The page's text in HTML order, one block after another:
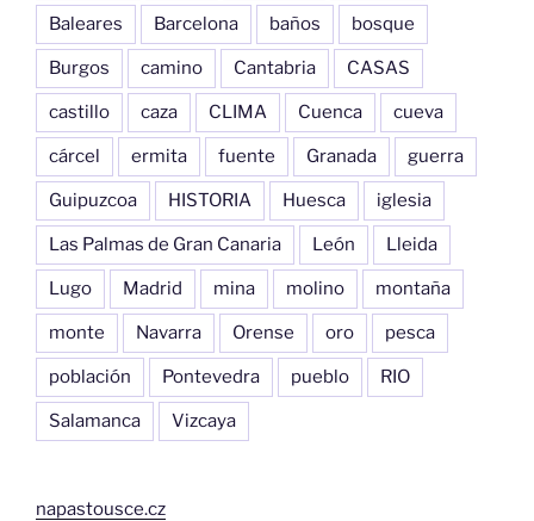
Baleares Barcelona baños bosque
Burgos camino Cantabria CASAS
castillo caza CLIMA Cuenca cueva
cárcel ermita fuente Granada guerra
Guipuzcoa HISTORIA Huesca iglesia
Las Palmas de Gran Canaria León Lleida
Lugo Madrid mina molino montaña
monte Navarra Orense oro pesca
población Pontevedra pueblo RIO
Salamanca Vizcaya
napastousce.cz